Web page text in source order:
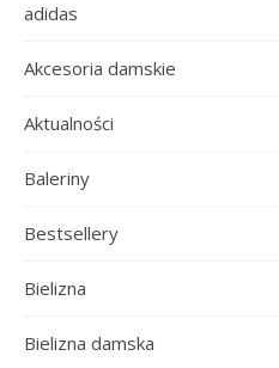
adidas
Akcesoria damskie
Aktualności
Baleriny
Bestsellery
Bielizna
Bielizna damska